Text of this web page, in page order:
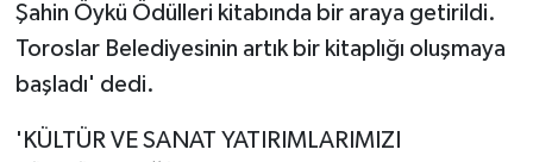
Şahin Öykü Ödülleri kitabında bir araya getirildi.
Toroslar Belediyesinin artık bir kitaplığı oluşmaya
başladı' dedi.
'KÜLTÜR VE SANAT YATIRIMLARIMIZI